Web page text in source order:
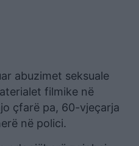
abuzimet seksuale
filmike në
çfarë pa, 60-vjeçarja
në polici.